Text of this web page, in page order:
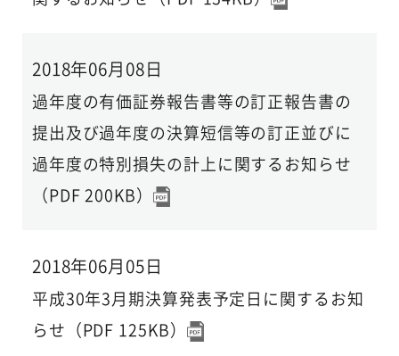
2018年06月08日
過年度の有価証券報告書等の訂正報告書の
提出及び過年度の決算短信等の訂正並びに
過年度の特別損失の計上に関するお知らせ
（PDF 200KB）
2018年06月05日
平成30年3月期決算発表予定日に関するお知
らせ（PDF 125KB）